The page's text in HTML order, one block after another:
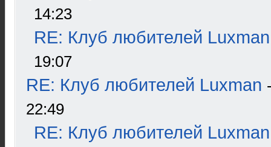
14:23
RE: Клуб любителей Luxman
19:07
RE: Клуб любителей Luxman
22:49
RE: Клуб любителей Luxman